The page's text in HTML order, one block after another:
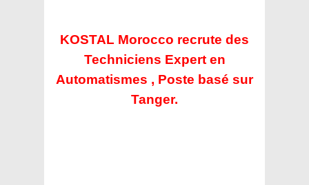
KOSTAL Morocco recrute des
Techniciens Expert en
Automatismes , Poste basé sur
Tanger.